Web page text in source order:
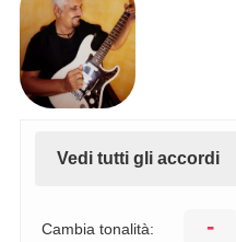
Vedi tutti gli accordi
Cambia tonalità: -